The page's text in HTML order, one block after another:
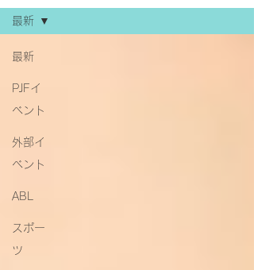
最新
PJFイ
ベント
外部イ
ベント
ABL
スポー
ツ
最新